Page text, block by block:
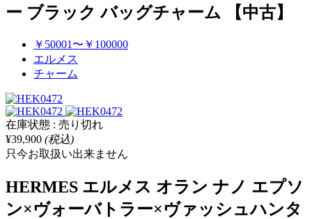
ー ブラック バッグチャーム 【中古】
￥50001〜￥100000
エルメス
チャーム
在庫状態 : 売り切れ
¥39,900 (税込)
只今お取扱い出来ません
HERMES エルメス オラン ナノ エプソ
ン×ヴォーバトラー×ヴァッシュハンタ